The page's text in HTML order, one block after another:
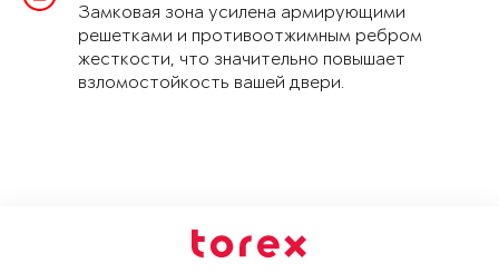
Замковая зона усилена армирующими
решетками и противоотжимным ребром
жесткости, что значительно повышает
взломостойкость вашей двери.